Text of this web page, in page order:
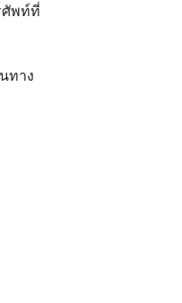
ศัพท์ที่
ทาง